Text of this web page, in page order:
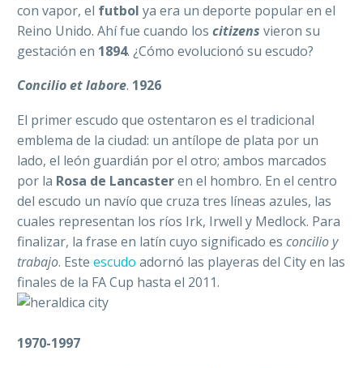
con vapor, el futbol ya era un deporte popular en el
Reino Unido. Ahí fue cuando los citizens vieron su
gestación en 1894. ¿Cómo evolucionó su escudo?
Concilio et labore. 1926
El primer escudo que ostentaron es el tradicional
emblema de la ciudad: un antílope de plata por un
lado, el león guardián por el otro; ambos marcados
por la Rosa de Lancasteren el hombro. En el centro
del escudo un navío que cruza tres líneas azules, las
cuales representan los ríos Irk, Irwell y Medlock. Para
finalizar, la frase en latín cuyo significado es concilio y
trabajo. Este escudo adornó las playeras del City en las
finales de la FA Cup hasta el 2011.
1970-1997